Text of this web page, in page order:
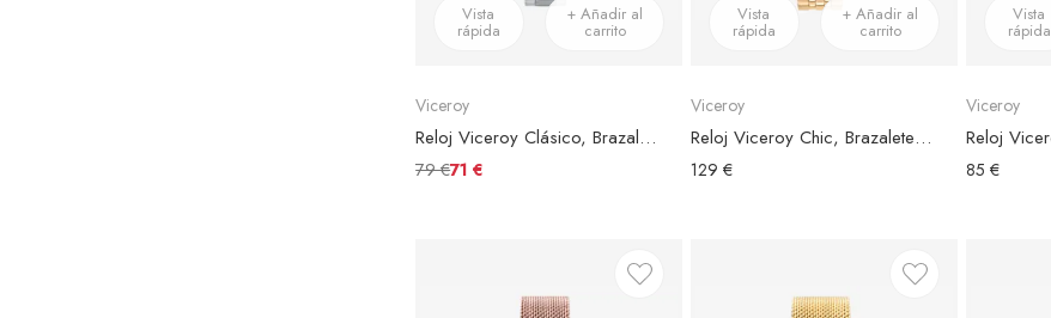
Vista
rápida
+ Añadir al
carrito
Viceroy
Reloj Viceroy Clásico, Brazalete Acero Plateado, Esfera Blanca, Mujer
79 €71 €
Vista
rápida
+ Añadir al
carrito
Viceroy
Reloj Viceroy Chic, Brazalete Acero Dorado, Esfera Dorada
129 €
Vista
rápida
Viceroy
85 €